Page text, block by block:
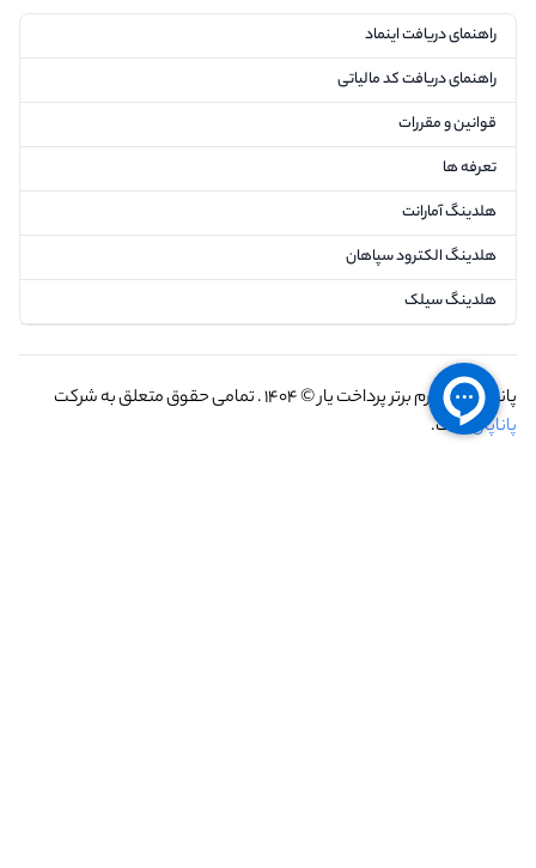
راهنمای دریافت اینماد
راهنمای دریافت کد مالیاتی
قوانین و مقررات
تعرفه ها
هلدینگ آمارانت
هلدینگ الکترود سپاهان
هلدینگ سیلک
پاناپال- پلتفرم برتر پرداخت یار © 1404 . تمامی حقوق متعلق به شرکت
پاناپالاست.